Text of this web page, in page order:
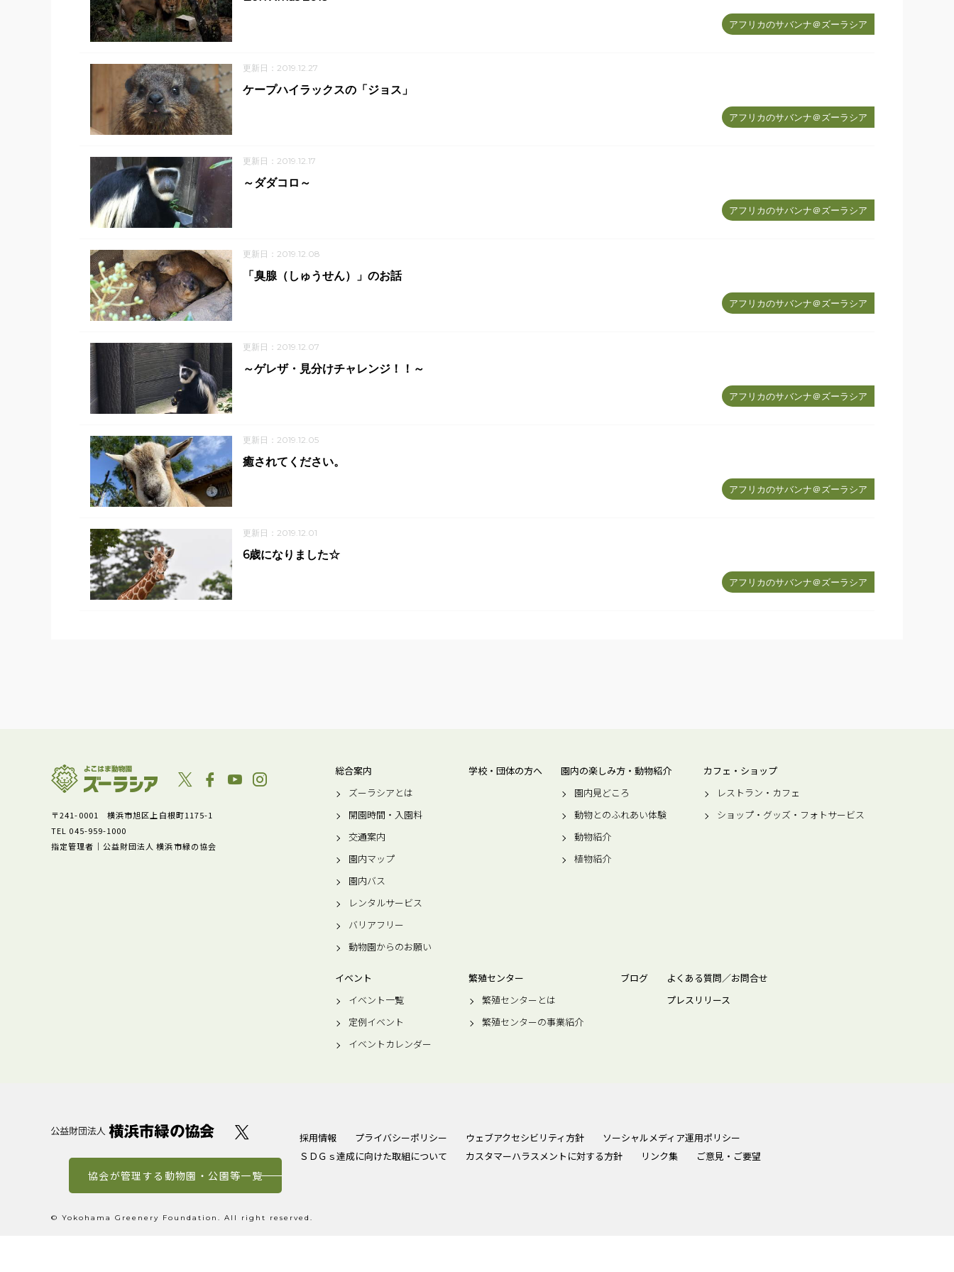
アフリカのサバンナ＠ズーラシア
更新日：2019.12.27
アフリカのサバンナ＠ズーラシア
ケープハイラックスの「ジョス」
更新日：2019.12.17
アフリカのサバンナ＠ズーラシア
～ダダコロ～
更新日：2019.12.08
アフリカのサバンナ＠ズーラシア
「臭腺（しゅうせん）」のお話
更新日：2019.12.07
アフリカのサバンナ＠ズーラシア
～ゲレザ・見分けチャレンジ！！～
更新日：2019.12.05
アフリカのサバンナ＠ズーラシア
癒されてください。
更新日：2019.12.01
アフリカのサバンナ＠ズーラシア
6歳になりました☆
〒241-0001 横浜市旭区上白根町1175-1
TEL 045-959-1000
指定管理者｜公益財団法人 横浜市緑の協会
総合案内
ズーラシアとは
開園時間・入園料
交通案内
園内マップ
園内バス
レンタルサービス
バリアフリー
動物園からのお願い
学校・団体の方へ
園内の楽しみ方・動物紹介
園内見どころ
動物とのふれあい体験
動物紹介
植物紹介
カフェ・ショップ
レストラン・カフェ
ショップ・グッズ・フォトサービス
イベント
イベント一覧
定例イベント
イベントカレンダー
繁殖センター
繁殖センターとは
繁殖センターの事業紹介
ブログ
よくある質問／お問合せ
プレスリリース
協会が管理する動物園・公園等一覧
採用情報 プライバシーポリシー ウェブアクセシビリティ方針
ソーシャルメディア運用ポリシー
ＳＤＧｓ達成に向けた取組について
カスタマーハラスメントに対する方針 リンク集 ご意見・ご要望
© Yokohama Greenery Foundation. All right reserved.